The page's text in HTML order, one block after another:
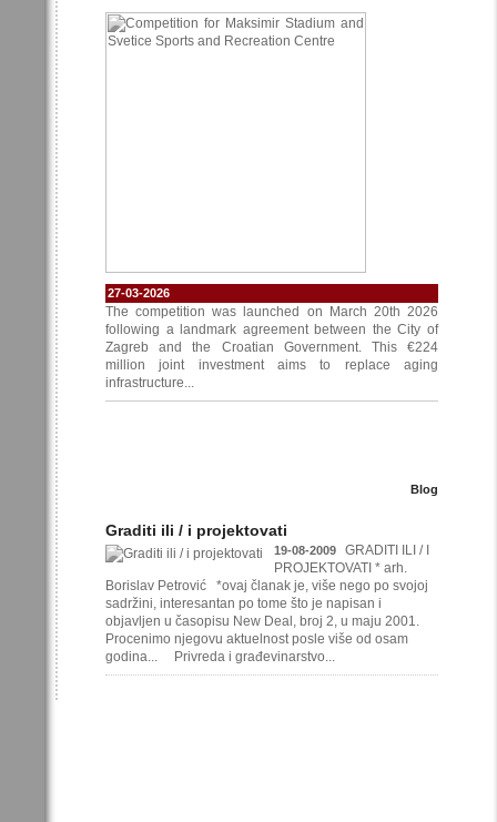
27-03-2026
The competition was launched on March 20th 2026
following a landmark agreement between the City of
Zagreb and the Croatian Government. This €224
million joint investment aims to replace aging
infrastructure...
Blog
Graditi ili / i projektovati
19-08-2009
GRADITI ILI / I
PROJEKTOVATI * arh.
Borislav Petrović *ovaj članak je, više nego po svojoj
sadržini, interesantan po tome što je napisan i
objavljen u časopisu New Deal, broj 2, u maju 2001.
Procenimo njegovu aktuelnost posle više od osam
godina... Privreda i građevinarstvo...